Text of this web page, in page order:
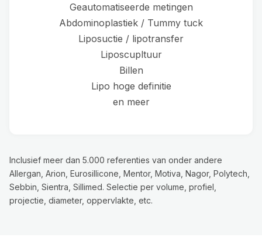
Geautomatiseerde metingen
Abdominoplastiek / Tummy tuck
Liposuctie / lipotransfer
Liposcupltuur
Billen
Lipo hoge definitie
en meer
Inclusief meer dan 5.000 referenties van onder andere
Allergan, Arion, Eurosillicone, Mentor, Motiva, Nagor, Polytech,
Sebbin, Sientra, Sillimed. Selectie per volume, profiel,
projectie, diameter, oppervlakte, etc.